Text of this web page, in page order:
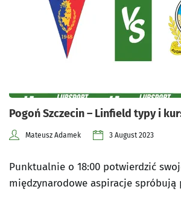
Pogoń Szczecin – Linfield typy i
Mateusz Adamek 3 August 2023
Punktualnie o 18:00 potwierdzić
międzynarodowe aspiracje spróbują